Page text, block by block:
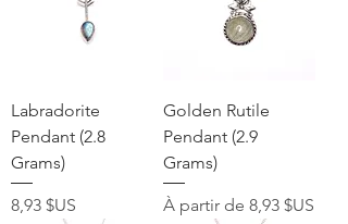
Labradorite
Pendant (2.8
Grams)
Prix
8,93 $US
Golden Rutile
Pendant (2.9
Grams)
À partir de 8,93 $US
Prix promotionnel